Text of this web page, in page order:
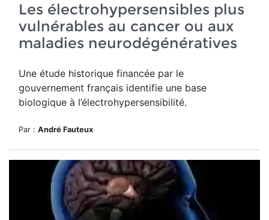
Les électrohypersensibles plus
vulnérables au cancer ou aux
maladies neurodégénératives
Une étude historique financée par le
gouvernement français identifie une base
biologique à l’électrohypersensibilité.
Par : André Fauteux